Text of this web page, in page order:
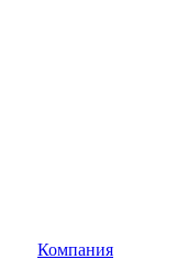
Компания